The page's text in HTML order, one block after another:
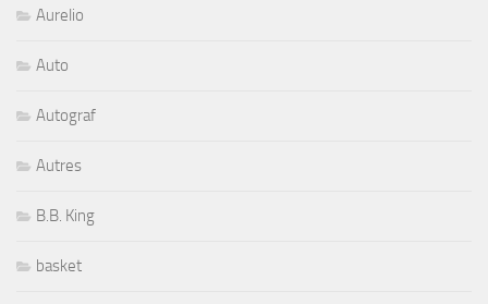
Aurelio
Auto
Autograf
Autres
B.B. King
basket